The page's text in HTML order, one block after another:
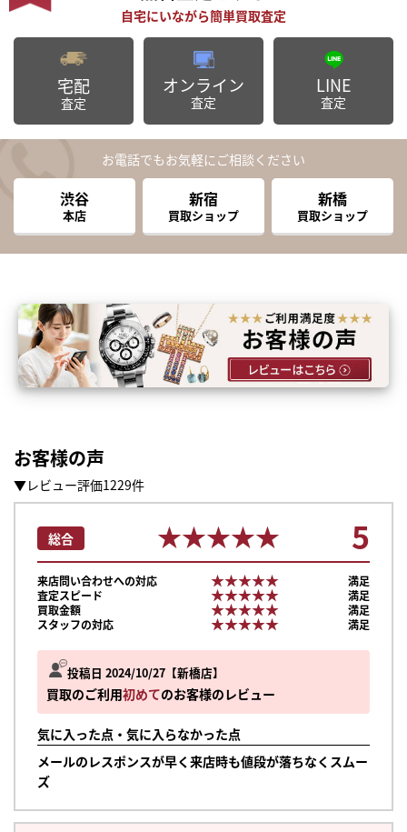
宅配
査定
オンライン
査定
LINE
査定
お電話でもお気軽にご相談ください
渋谷
本店
新宿
買取ショップ
新橋
買取ショップ
お客様の声
▼レビュー評価1229件
投稿日 2024/10/27 新橋店
買取のご利用初めてのお客様のレビュー
気に入った点・気に入らなかった点
メールのレスポンスが早く来店時も値段が落ちなくスムー
ズ
総合 ★★★★★
★★★★★ 5
来店問い合わせへの対応 ★★★★★
★★★★★
満足
査定スピード
★★★★★
★★★★★
満足
買取金額
★★★★★
★★★★★
満足
スタッフの対応
★★★★★
★★★★★ 満足